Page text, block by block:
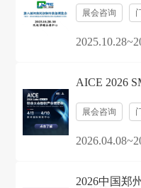
展会咨询
AICE 2026
展会咨询
2026中国郑